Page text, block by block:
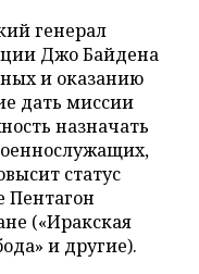
генерал
Джо Байдена
и оказанию
дать миссии
назначать
статус
Пентагон
(«Иракская
и другие).